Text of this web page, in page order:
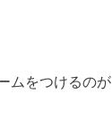
ムをつけるのが